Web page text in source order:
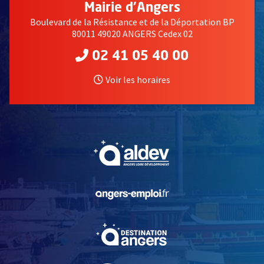
Mairie d'Angers
Boulevard de la Résistance et de la Déportation BP
80011 49020 ANGERS Cedex 02
02 41 05 40 00
Voir les horaires
, Ouvre une nouvelle